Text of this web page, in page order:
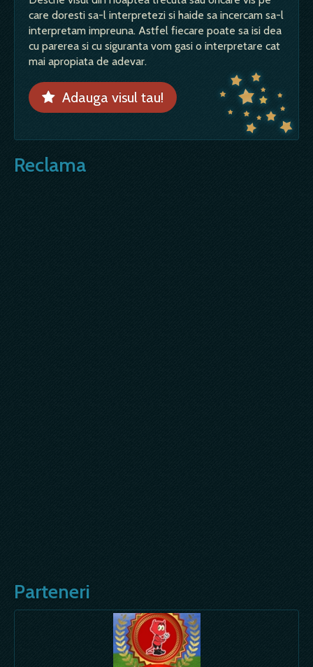
care doresti sa-l interpretezi si haide sa incercam sa-l
interpretam impreuna. Astfel fiecare poate sa isi dea
cu parerea si cu siguranta vom gasi o interpretare cat
mai apropiata de adevar.
Adauga visul tau!
Reclama
Parteneri